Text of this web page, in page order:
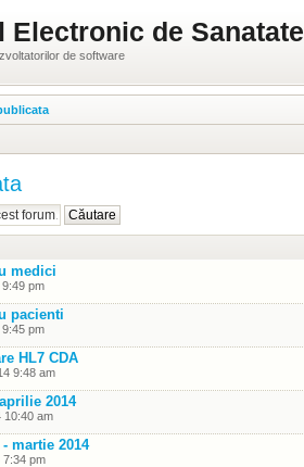
Electronic de Sanatate
de software
medici
pm
pacienti
pm
HL7 CDA
9:48 am
2014
10:40 am
martie 2014
7:34 pm